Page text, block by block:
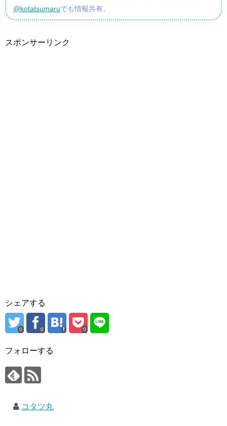
@kotatsumaruでも情報共有。
スポンサーリンク
シェアする
0 0 0
フォローする
コタツ丸